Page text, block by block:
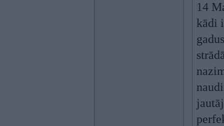
14
kādi